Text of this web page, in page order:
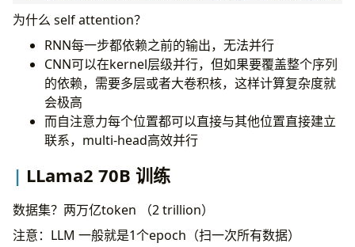
为什么 self attention？
RNN每一步都依赖之前的输出，无法并行
CNN可以在kernel层级并行，但如果要覆盖整个序列
的依赖，需要多层或者大卷积核，这样计算复杂度就
会极高
而自注意力每个位置都可以直接与其他位置直接建立
联系，multi-head高效并行
LLama2 70B 训练
数据集？两万亿token （2 trillion）
注意：LLM 一般就是1个epoch（扫一次所有数据）